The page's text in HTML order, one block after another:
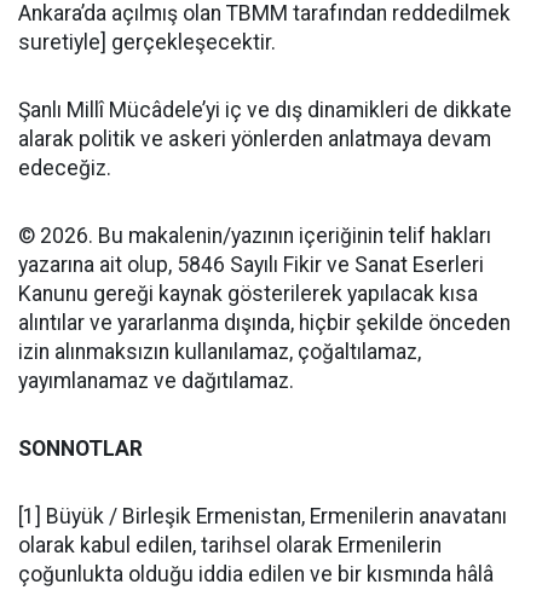
Ankara’da açılmış olan TBMM tarafından reddedilmek
suretiyle] gerçekleşecektir.
Şanlı Millî Mücâdele’yi iç ve dış dinamikleri de dikkate
alarak politik ve askeri yönlerden anlatmaya devam
edeceğiz.
© 2026. Bu makalenin/yazının içeriğinin telif hakları
yazarına ait olup, 5846 Sayılı Fikir ve Sanat Eserleri
Kanunu gereği kaynak gösterilerek yapılacak kısa
alıntılar ve yararlanma dışında, hiçbir şekilde önceden
izin alınmaksızın kullanılamaz, çoğaltılamaz,
yayımlanamaz ve dağıtılamaz.
SONNOTLAR
[1] Büyük / Birleşik Ermenistan, Ermenilerin anavatanı
olarak kabul edilen, tarihsel olarak Ermenilerin
çoğunlukta olduğu iddia edilen ve bir kısmında hâlâ